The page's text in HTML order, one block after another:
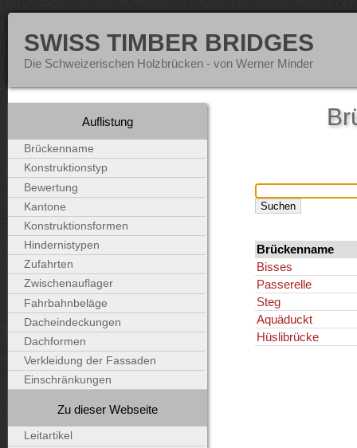
SWISS TIMBER BRIDGES
Die Schweizerischen Holzbrücken - von Werner Minder
Brückenname
Bisses
Passerelle
Steg
Aquäduckt
Hüslibrücke
Auflistung
Brückenname
Konstruktionstyp
Bewertung
Kantone
Konstruktionsformen
Hindernistypen
Zufahrten
Zwischenauflager
Fahrbahnbeläge
Dacheindeckungen
Dachformen
Verkleidung der Fassaden
Einschränkungen
Zu dieser Webseite
Leitartikel